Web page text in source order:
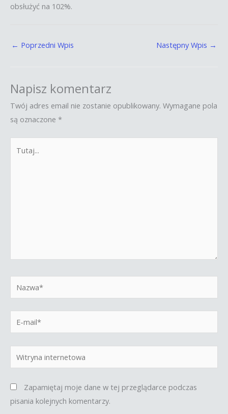
obsłużyć na 102%.
← Poprzedni Wpis Następny Wpis →
Napisz komentarz
Twój adres email nie zostanie opublikowany. Wymagane pola
są oznaczone *
mail*
internetowa
Zapamiętaj moje dane w tej przeglądarce podczas
pisania kolejnych komentarzy.